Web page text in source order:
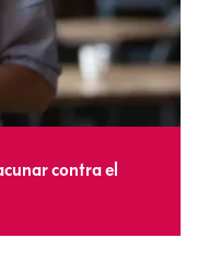
contra el